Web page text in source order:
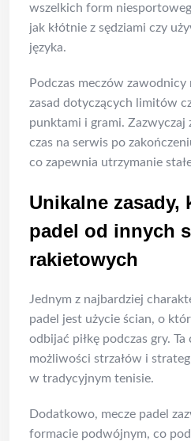
wszelkich form
jak kłótnie z sędziami czy
języka.
Podczas meczów zawodnicy
zasad dotyczących limitów
punktami i grami.
czas na serwis po
co zapewnia utrzymanie
Unikalne zasady,
padel od innych
rakietowych
Jednym z najbardziej
padel jest użycie ścian, o
odbijać piłkę podczas gry.
możliwości strzałów i
w tradycyjnym tenisie.
Dodatkowo, mecze padel
formacie podwójnym, co